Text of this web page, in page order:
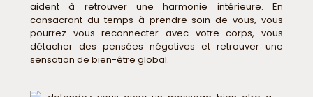
aident à retrouver une harmonie intérieure. En
consacrant du temps à prendre soin de vous, vous
pourrez vous reconnecter avec votre corps, vous
détacher des pensées négatives et retrouver une
sensation de bien-être global.